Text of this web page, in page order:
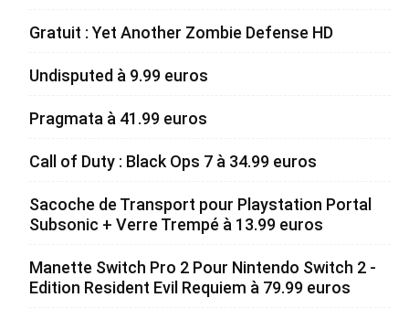
Gratuit : Yet Another Zombie Defense HD
Undisputed à 9.99 euros
Pragmata à 41.99 euros
Call of Duty : Black Ops 7 à 34.99 euros
Sacoche de Transport pour Playstation Portal
Subsonic + Verre Trempé à 13.99 euros
Manette Switch Pro 2 Pour Nintendo Switch 2 -
Edition Resident Evil Requiem à 79.99 euros